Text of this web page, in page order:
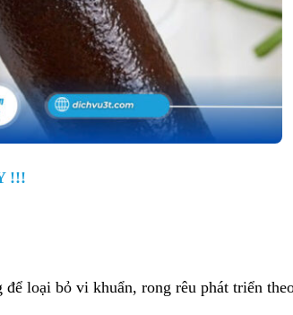
!!!
loại bỏ vi khuẩn, rong rêu phát triển